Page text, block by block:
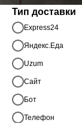
Тип доставки
Express24
Яндекс.Еда
Uzum
Cайт
Бот
Телефон